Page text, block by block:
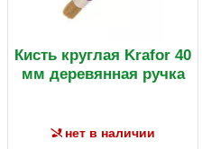
Кисть круглая Krafor 40
мм деревянная ручка
нет в наличии